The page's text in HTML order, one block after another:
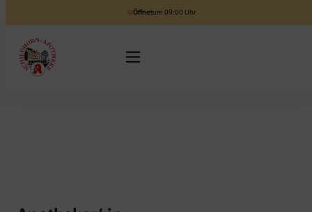
Öffnetum 09:00 Uhr